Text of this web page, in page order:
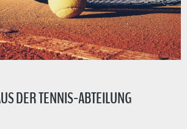
DER TENNIS-ABTEILUNG